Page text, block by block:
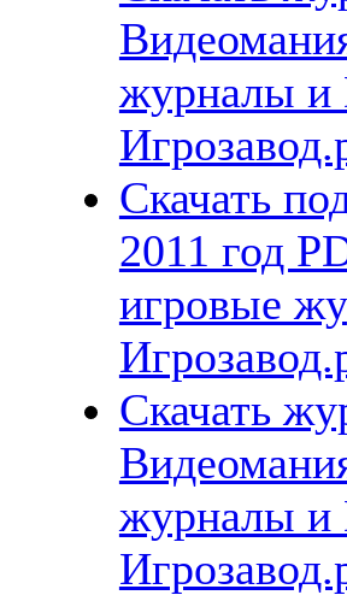
журналы и
Скачать
2011 год
игровые
Скачать
журналы и